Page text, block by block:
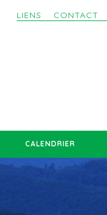
LIENS CONTACT
CALENDRIER